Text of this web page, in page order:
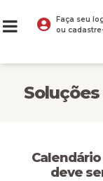
Faça seu
ou
Soluções
deve